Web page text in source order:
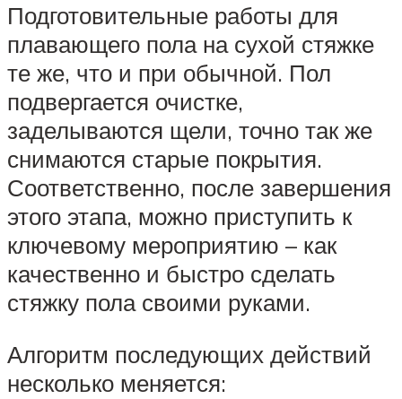
Подготовительные работы для
плавающего пола на сухой стяжке
те же, что и при обычной. Пол
подвергается очистке,
заделываются щели, точно так же
снимаются старые покрытия.
Соответственно, после завершения
этого этапа, можно приступить к
ключевому мероприятию – как
качественно и быстро сделать
стяжку пола своими руками.
Алгоритм последующих действий
несколько меняется: